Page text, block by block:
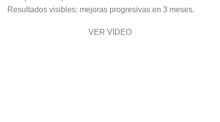
Resultados visibles: mejoras progresivas en 3 meses.
VER VÍDEO